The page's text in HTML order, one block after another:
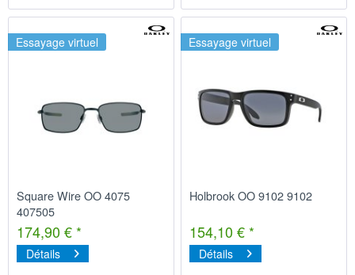
Essayage virtuel
Square Wire OO 4075
407505
174,90 € *
Détails
Essayage virtuel
Holbrook OO 9102 9102
154,10 € *
Détails